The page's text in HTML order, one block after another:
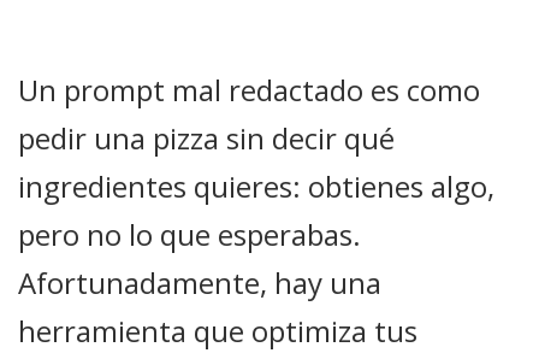
Un prompt mal redactado es como
pedir una pizza sin decir qué
ingredientes quieres: obtienes algo,
pero no lo que esperabas.
Afortunadamente, hay una
herramienta que optimiza tus